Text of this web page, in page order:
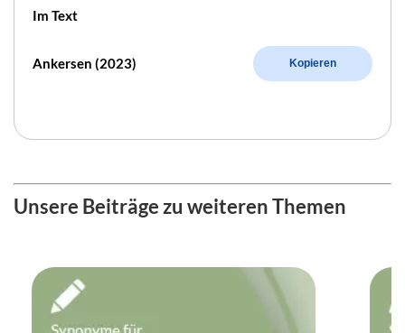
Im Text
Ankersen (2023) Kopieren
Unsere Beiträge zu weiteren Themen